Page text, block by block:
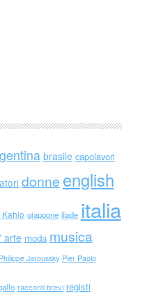
brasile capolavori
donne english
Kahlo giappone iliade italia
arte moda musica
Philippe Jaroussky Pier Paolo
racconti brevi registi